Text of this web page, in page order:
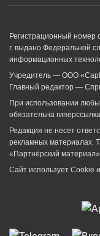
Регистрационный
г. выдано Федеральной
информационных
Учредитель — ООО
Главный редактор —
При использовании
обязательна
Редакция не несет
рекламных материалах.
«Партнёрский
Сайт использует Cookie